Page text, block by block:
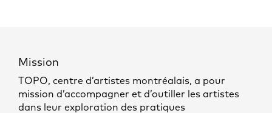
Mission
TOPO, centre d’artistes montréalais, a pour
mission d’accompagner et d’outiller les artistes
dans leur exploration des pratiques